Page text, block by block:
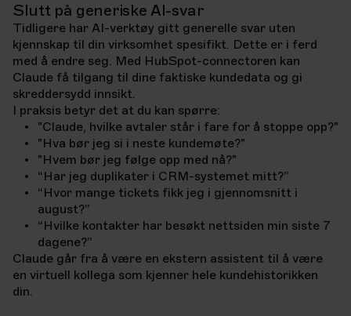
Slutt på generiske AI-svar
Tidligere har AI-verktøy gitt generelle svar uten
kjennskap til din virksomhet spesifikt. Dette er i ferd
med å endre seg. Med HubSpot-connectoren kan
Claude få tilgang til dine faktiske kundedata og gi
skreddersydd innsikt.
I praksis betyr det at du kan spørre:
"Claude, hvilke avtaler står i fare for å stoppe opp?"
"Hva bør jeg si i neste kundemøte?"
"Hvem bør jeg følge opp med nå?"
“Har jeg duplikater i CRM-systemet mitt?”
“Hvor mange tickets fikk jeg i gjennomsnitt i
august?”
“Hvilke kontakter har besøkt nettsiden min siste 7
dagene?”
Claude går fra å være en ekstern assistent til å være
en virtuell kollega som kjenner hele kundehistorikken
din.